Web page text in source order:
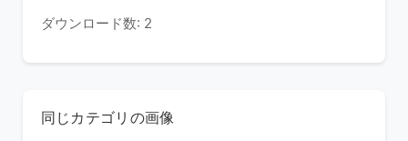
ダウンロード数: 2
同じカテゴリの画像